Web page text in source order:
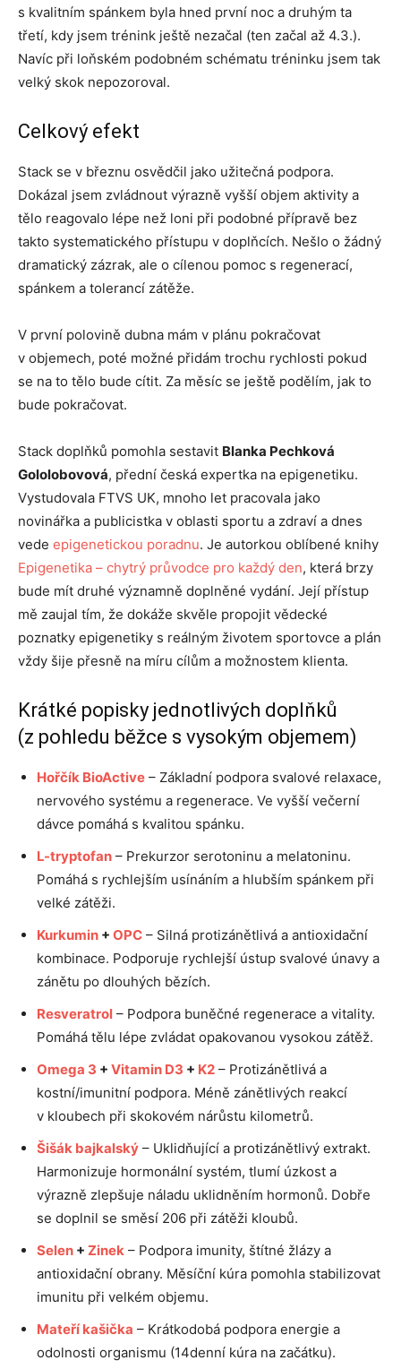
s kvalitním spánkem byla hned první noc a druhým ta
třetí, kdy jsem trénink ještě nezačal (ten začal až 4.3.).
Navíc při loňském podobném schématu tréninku jsem tak
velký skok nepozoroval.
Celkový efekt
Stack se v březnu osvědčil jako užitečná podpora.
Dokázal jsem zvládnout výrazně vyšší objem aktivity a
tělo reagovalo lépe než loni při podobné přípravě bez
takto systematického přístupu v doplňcích. Nešlo o žádný
dramatický zázrak, ale o cílenou pomoc s regenerací,
spánkem a tolerancí zátěže.
V první polovině dubna mám v plánu pokračovat
v objemech, poté možné přidám trochu rychlosti pokud
se na to tělo bude cítit. Za měsíc se ještě podělím, jak to
bude pokračovat.
Stack doplňků pomohla sestavit Blanka Pechková
Gololobovová, přední česká expertka na epigenetiku.
Vystudovala FTVS UK, mnoho let pracovala jako
novinářka a publicistka v oblasti sportu a zdraví a dnes
vede epigenetickou poradnu. Je autorkou oblíbené knihy
Epigenetika – chytrý průvodce pro každý den, která brzy
bude mít druhé významně doplněné vydání. Její přístup
mě zaujal tím, že dokáže skvěle propojit vědecké
poznatky epigenetiky s reálným životem sportovce a plán
vždy šije přesně na míru cílům a možnostem klienta.
Krátké popisky jednotlivých doplňků
(z pohledu běžce s vysokým objemem)
Hořčík BioActive – Základní podpora svalové relaxace,
nervového systému a regenerace. Ve vyšší večerní
dávce pomáhá s kvalitou spánku.
L-tryptofan – Prekurzor serotoninu a melatoninu.
Pomáhá s rychlejším usínáním a hlubším spánkem při
velké zátěži.
Kurkumin + OPC – Silná protizánětlivá a antioxidační
kombinace. Podporuje rychlejší ústup svalové únavy a
zánětu po dlouhých bězích.
Resveratrol – Podpora buněčné regenerace a vitality.
Pomáhá tělu lépe zvládat opakovanou vysokou zátěž.
Omega 3 + Vitamin D3 + K2 – Protizánětlivá a
kostní/imunitní podpora. Méně zánětlivých reakcí
v kloubech při skokovém nárůstu kilometrů.
Šišák bajkalský – Uklidňující a protizánětlivý extrakt.
Harmonizuje hormonální systém, tlumí úzkost a
výrazně zlepšuje náladu uklidněním hormonů. Dobře
se doplnil se směsí 206 při zátěži kloubů.
Selen + Zinek – Podpora imunity, štítné žlázy a
antioxidační obrany. Měsíční kúra pomohla stabilizovat
imunitu při velkém objemu.
Mateří kašička – Krátkodobá podpora energie a
odolnosti organismu (14denní kúra na začátku).